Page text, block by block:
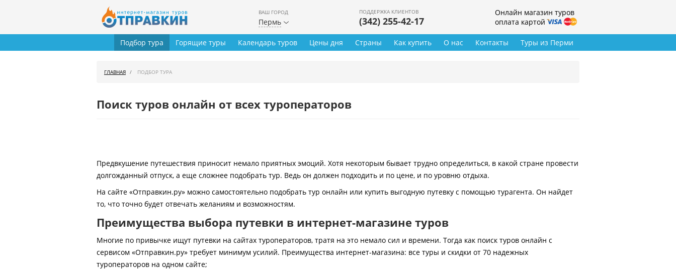
ВАШ ГОРОД
Пермь
ПОДДЕРЖКА КЛИЕНТОВ
(342) 255-42-17
Онлайн магазин туров
оплата картой
Туры из Перми
Подбор тура Горящие туры Календарь туров Цены дня Страны Как купить О нас Контакты
ГЛАВНАЯ ПОДБОР ТУРА
Поиск туров онлайн от всех туроператоров
Предвкушение путешествия приносит немало приятных эмоций. Хотя некоторым бывает трудно определиться, в какой стране провести
долгожданный отпуск, а еще сложнее подобрать тур. Ведь он должен подходить и по цене, и по уровню отдыха.
На сайте «Отправкин.ру» можно самостоятельно подобрать тур онлайн или купить выгодную путевку с помощью турагента. Он найдет
то, что точно будет отвечать желаниям и возможностям.
Преимущества выбора путевки в интернет-магазине туров
Многие по привычке ищут путевки на сайтах туроператоров, тратя на это немало сил и времени. Тогда как поиск туров онлайн с
сервисом «Отправкин.ру» требует минимум усилий. Преимущества интернет-магазина: все туры и скидки от 70 надежных
туроператоров на одном сайте;